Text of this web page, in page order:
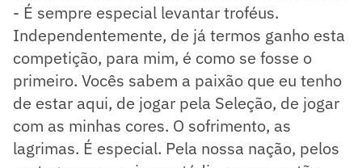
- É sempre especial levantar troféus.
Independentemente, de já termos ganho esta
competição, para mim, é como se fosse o
primeiro. Vocês sabem a paixão que eu tenho
de estar aqui, de jogar pela Seleção, de jogar
com as minhas cores. O sofrimento, as
lagrimas. É especial. Pela nossa nação, pelos